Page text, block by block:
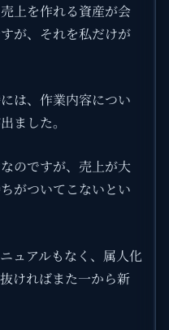
上を作れる資産が会
が、それを私だけが
は、作業内容につい
ました。
のですが、売上が大
がついてこないとい
ュアルもなく、属人化
ければまた一から新